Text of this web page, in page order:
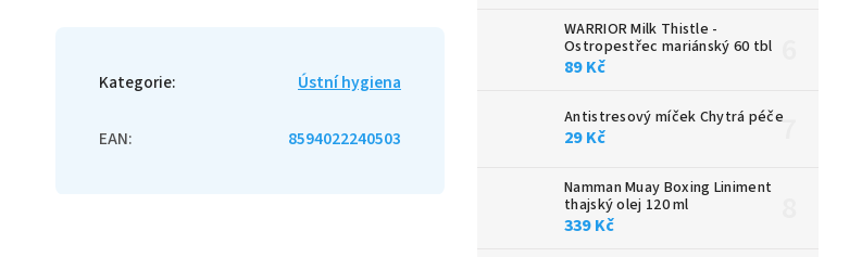
WARRIOR Milk Thistle -
Ostropestřec mariánský 60 tbl
89 Kč
Antistresový míček Chytrá péče
29 Kč
Namman Muay Boxing Liniment
thajský olej 120 ml
339 Kč
Kategorie: Ústní hygiena
EAN: 8594022240503